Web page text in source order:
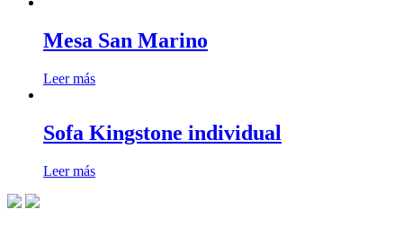
Mesa San Marino
Leer más
Sofa Kingstone individual
Leer más